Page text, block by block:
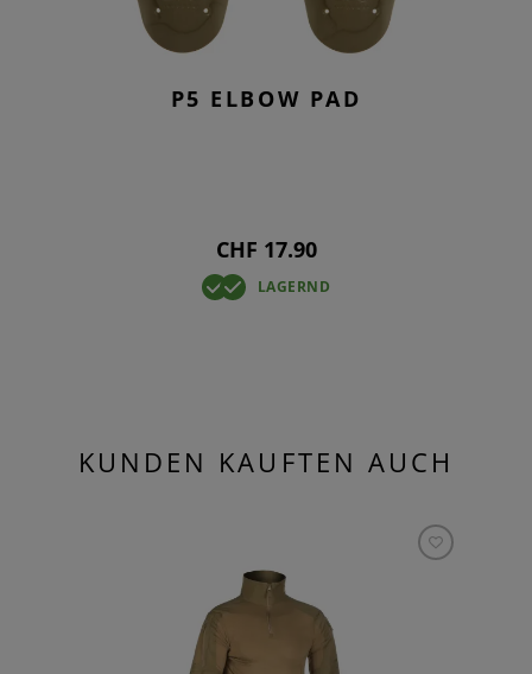
P5 ELBOW PAD
CHF 17.90
LAGERND
KUNDEN KAUFTEN AUCH